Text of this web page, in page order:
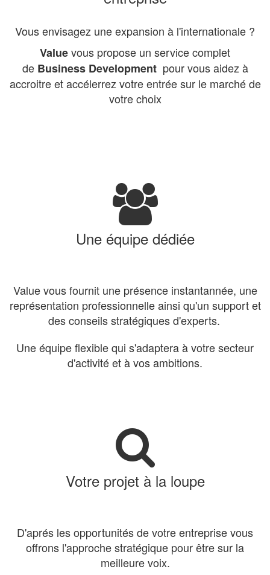
Vous envisagez une expansion à l'internationale ?
Valuevous propose un service complet
de Business Developmentpour vous aidez à
accroitre et accélerrez votre entrée sur le marché de
votre choix
Une équipe dédiée
Value vous fournit une présence instantannée, une
représentation professionnelle ainsi qu'un support et
des conseils stratégiques d'experts.
Une équipe flexible qui s'adaptera à votre secteur
d'activité et à vos ambitions.
Votre projet à la loupe
D'aprés les opportunités de votre entreprise vous
offrons l'approche stratégique pour être sur la
meilleure voix.